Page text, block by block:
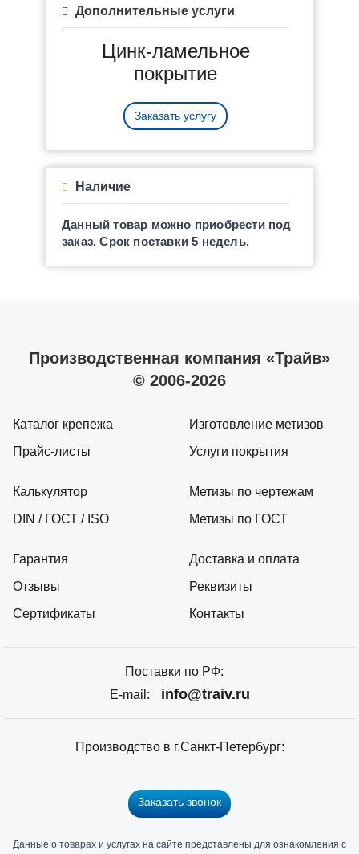
Дополнительные услуги
Цинк-ламельное
покрытие
Заказать услугу
Наличие
Данный товар можно приобрести под
заказ. Срок поставки 5 недель.
Производственная компания «Трайв»
© 2006-2026
Каталог крепежа
Прайс-листы
Калькулятор
DIN / ГОСТ / ISO
Гарантия
Отзывы
Сертификаты
Изготовление метизов
Услуги покрытия
Метизы по чертежам
Метизы по ГОСТ
Доставка и оплата
Реквизиты
Контакты
Поставки по РФ:
E-mail:
info@traiv.ru
Производство в г.Санкт-Петербург:
Заказать звонок
Данные о товарах и услугах на сайте представлены для ознакомления с
Главный